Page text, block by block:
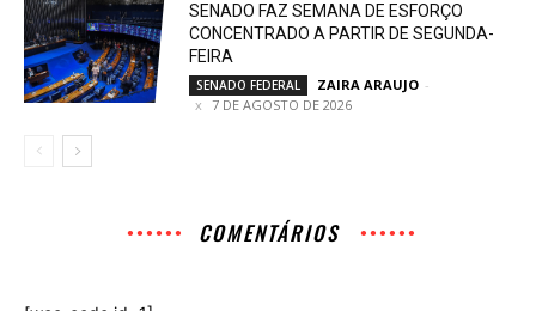
SENADO FAZ SEMANA DE ESFORÇO
CONCENTRADO A PARTIR DE SEGUNDA-
FEIRA
SENADO FEDERAL ZAIRA ARAUJO -
7 DE AGOSTO DE 2026
COMENTÁRIOS